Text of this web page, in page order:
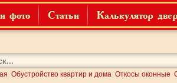
фото Статьи Калькулятор
Обустройство квартир и дома Откосы оконные